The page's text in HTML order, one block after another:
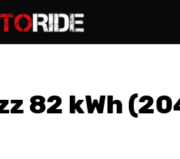
82 kWh